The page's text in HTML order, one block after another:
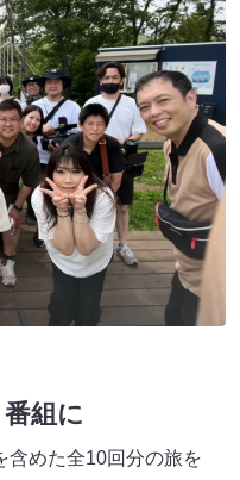
組に
含めた全10回分の旅を